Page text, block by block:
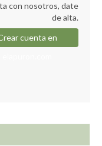
con nosotros, date
de alta.
cuenta en